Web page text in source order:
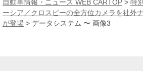
イ
ブ
自動車情報・ニュース WEB CARTOP > 特
ーシア／クロスビーの全方位カメラを社外
が登場 > データシステム 〜 画像3